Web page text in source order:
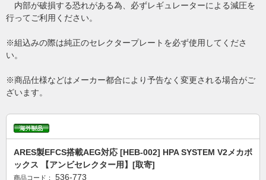
内部が破損する恐れがある為、必ずレギュレーターによる減圧を
行ってご利用ください。
※組込みの際は純正のセレクタープレートを必ず使用してくださ
い。
※商品仕様などはメーカー都合により予告なく変更される場合がご
ざいます。
ARES製EFCS搭載AEG対応 [HEB-002] HPA SYSTEM V2メカボ
ックス 【アンビセレクター用】[取寄]
商品コード： 536-773